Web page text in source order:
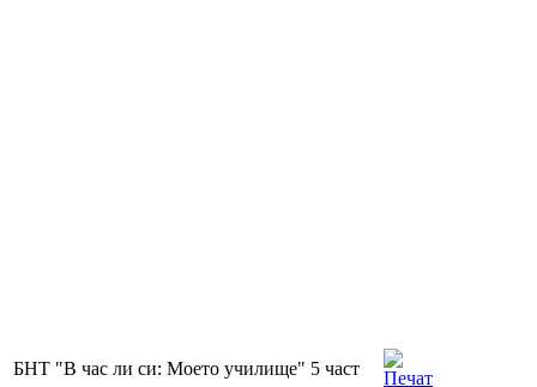
БНТ "В час ли си: Моето училище" 5 част